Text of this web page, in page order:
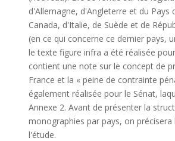
d'Allemagne, d'Angleterre et du Pays
Canada, d'Italie, de Suède et de
(en ce qui concerne ce dernier pays,
le texte figure infra a été réalisée
contient une note sur le concept de
France et la « peine de contrainte
également réalisée pour le Sénat,
Annexe 2. Avant de présenter la
monographies par pays, on
l'étude.